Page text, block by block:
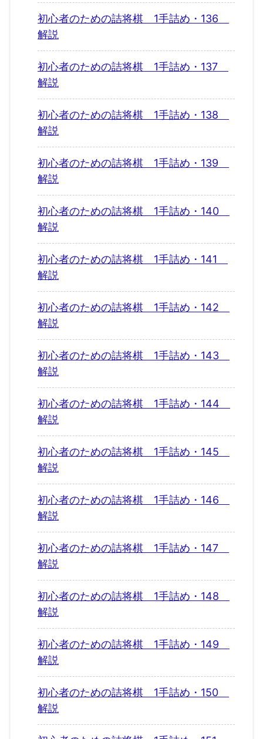
初心者のための詰将棋 1手詰め・136
解説
初心者のための詰将棋 1手詰め・137
解説
初心者のための詰将棋 1手詰め・138
解説
初心者のための詰将棋 1手詰め・139
解説
初心者のための詰将棋 1手詰め・140
解説
初心者のための詰将棋 1手詰め・141
解説
初心者のための詰将棋 1手詰め・142
解説
初心者のための詰将棋 1手詰め・143
解説
初心者のための詰将棋 1手詰め・144
解説
初心者のための詰将棋 1手詰め・145
解説
初心者のための詰将棋 1手詰め・146
解説
初心者のための詰将棋 1手詰め・147
解説
初心者のための詰将棋 1手詰め・148
解説
初心者のための詰将棋 1手詰め・149
解説
初心者のための詰将棋 1手詰め・150
解説